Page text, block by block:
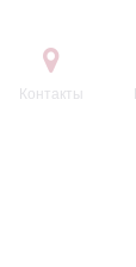
Контакты